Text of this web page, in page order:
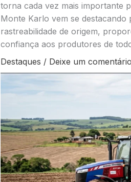
torna cada vez mais importante
Monte Karlo vem se
rastreabilidade de origem,
confiança aos produtores de
Destaques / Deixe um comentário